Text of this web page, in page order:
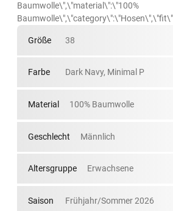
Baumwolle\",\"material\":\"100%
Größe 38
Farbe Dark Navy, Minimal P
Material 100% Baumwolle
Geschlecht Männlich
Altersgruppe Erwachsene
Saison Frühjahr/Sommer 2026